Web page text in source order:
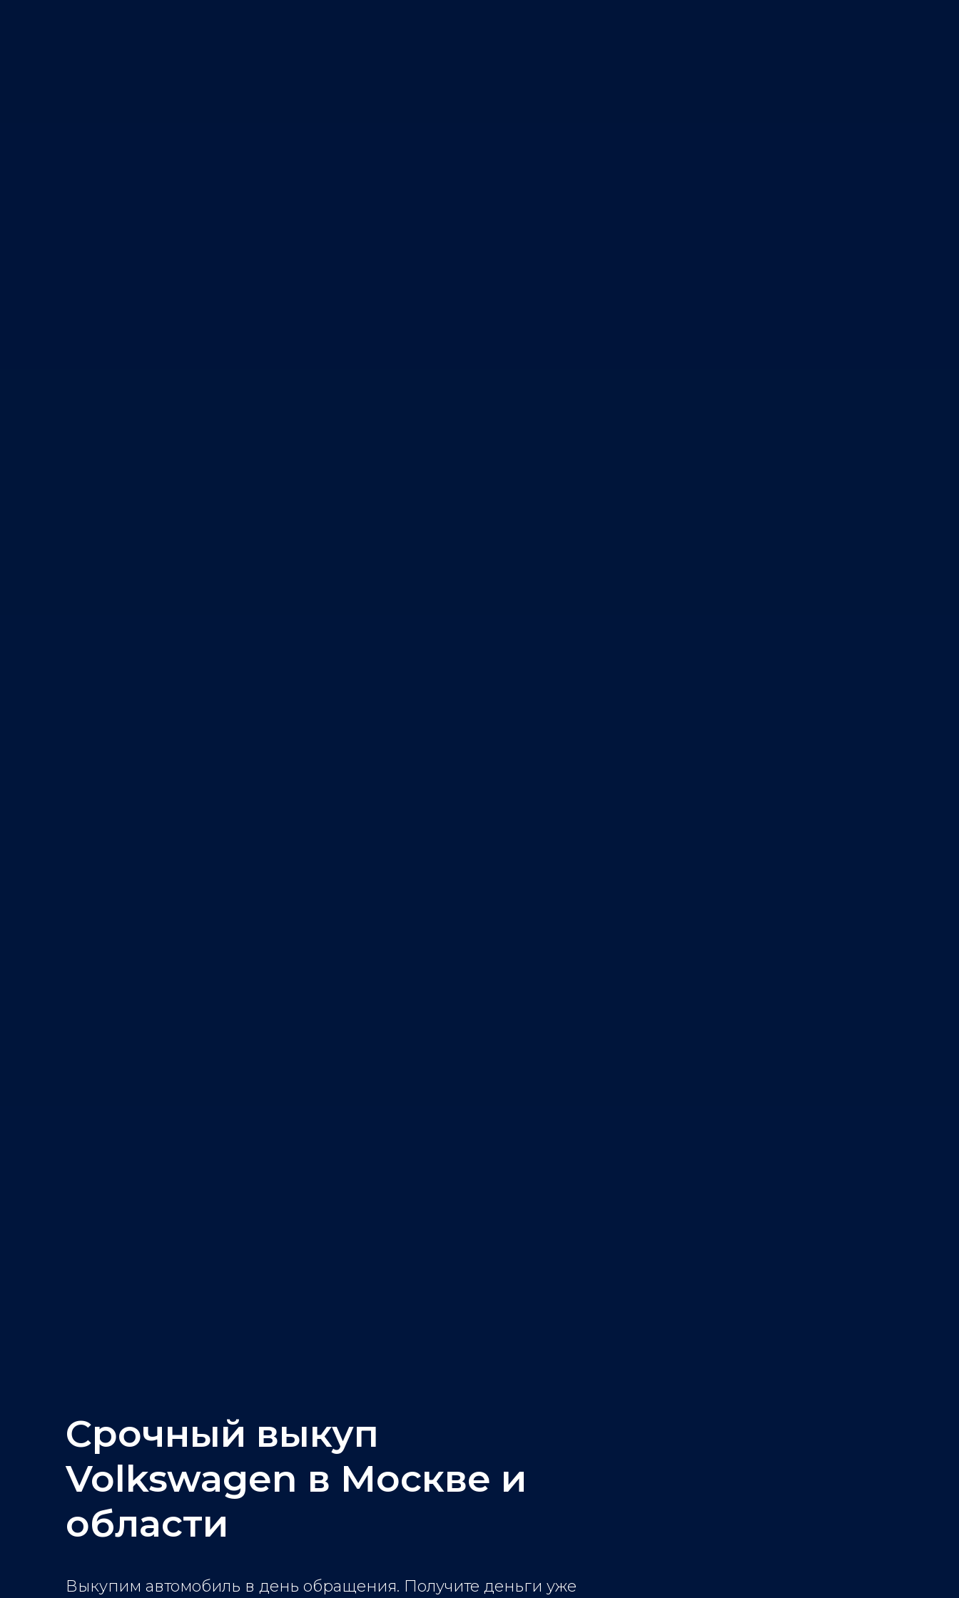
Срочный выкуп
Volkswagen в Москве и
области
Выкупим автомобиль в день обращения. Получите деньги уже